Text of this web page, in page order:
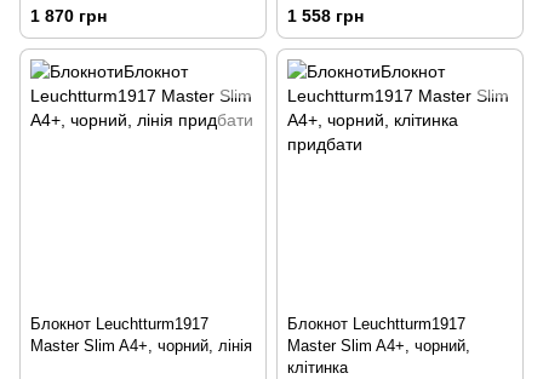
1 870 грн 1 558 грн
Блокнот Leuchtturm1917
Master Slim A4+, чорний, лінія
Блокнот Leuchtturm1917
Master Slim A4+, чорний,
клітинка